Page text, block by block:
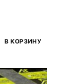
В КОРЗИНУ